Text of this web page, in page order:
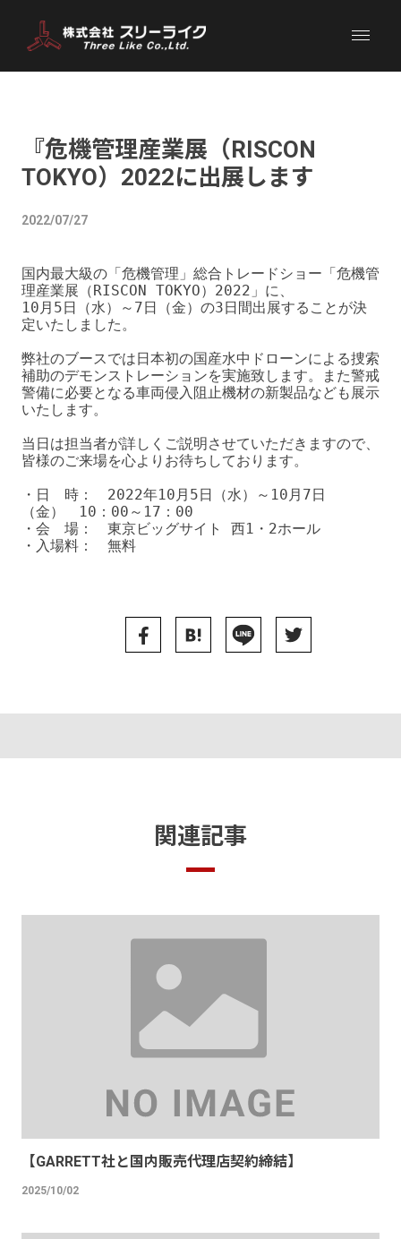
『危機管理産業展（RISCON
TOKYO）2022に出展します
2022/07/27
国内最大級の「危機管理」総合トレードショー「危機管
理産業展（RISCON TOKYO）2022」に、
10月5日（水）～7日（金）の3日間出展することが決
定いたしました。
弊社のブースでは日本初の国産水中ドローンによる捜索
補助のデモンストレーションを実施致します。また警戒
警備に必要となる車両侵入阻止機材の新製品なども展示
いたします。
当日は担当者が詳しくご説明させていただきますので、
皆様のご来場を心よりお待ちしております。
・日　時：　2022年10月5日（水）～10月7日
（金）　10：00～17：00
・会　場：　東京ビッグサイト 西1・2ホール
・入場料：　無料
関連記事
【GARRETT社と国内販売代理店契約締結】
2025/10/02